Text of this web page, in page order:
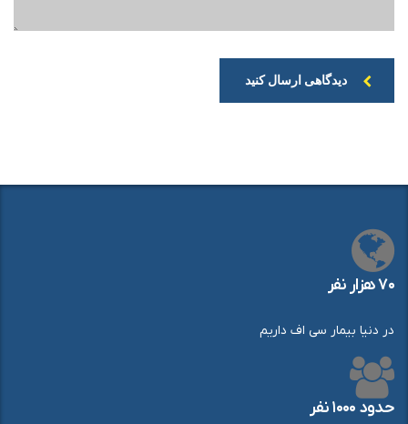
دیدگاهی ارسال کنید
۷۰ هزار نفر
در دنیا بیمار سی اف داریم
حدود ۱۰۰۰ نفر